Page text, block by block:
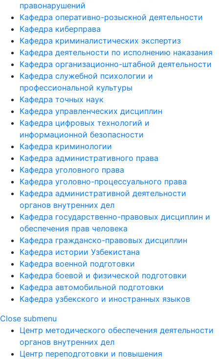
правонарушений
Кафедра оперативно-розыскной деятельности
Кафедра киберправа
Кафедра криминалистических экспертиз
Кафедра деятельности по исполнению наказания
Кафедра организационно-штабной деятельности
Кафедра служебной психологии и
профессиональной культуры
Кафедра точных наук
Кафедра управленческих дисциплин
Кафедра цифровых технологий и
информационной безопасности
Кафедра криминологии
Кафедра административного права
Кафедра уголовного права
Кафедра уголовно-процессуального права
Кафедра административной деятельности
органов внутренних дел
Кафедра государственно-правовых дисциплин и
обеспечения прав человека
Кафедра гражданско-правовых дисциплин
Кафедра истории Узбекистана
Кафедра военной подготовки
Кафедра боевой и физической подготовки
Кафедра автомобильной подготовки
Кафедра узбекского и иностранных языков
Close submenu
Центр методического обеспечения деятельности
органов внутренних дел
Центр переподготовки и повышения